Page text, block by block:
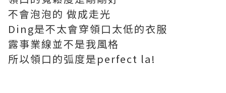
不會泡泡的 做成走光
Ding是不太會穿領口太低的衣服
露事業線並不是我風格
所以領口的弧度是perfect la!